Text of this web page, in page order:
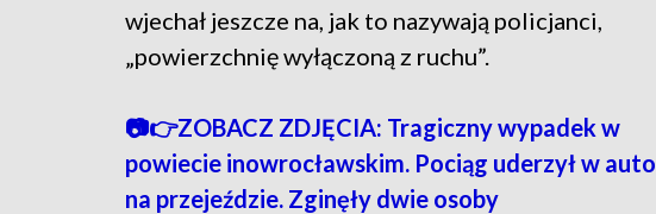
wjechał jeszcze na, jak to nazywają policjanci,
„powierzchnię wyłączoną z ruchu”.
📷👉ZOBACZ ZDJĘCIA: Tragiczny wypadek w
powiecie inowrocławskim. Pociąg uderzył w auto
na przejeździe. Zginęły dwie osoby